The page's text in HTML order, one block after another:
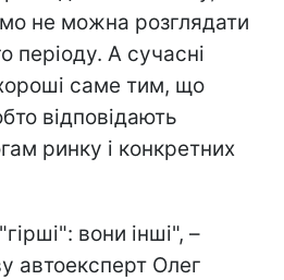
не можна розглядати
періоду. А сучасні
саме тим, що
відповідають
ринку і конкретних
вони інші", –
автоексперт Олег